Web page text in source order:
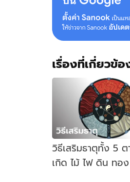
เรื่องที่เกี่ยวข้อ
วิธีเสริมธาตุทั้ง 5 ต
เกิด ไม้ ไฟ ดิน ทอ